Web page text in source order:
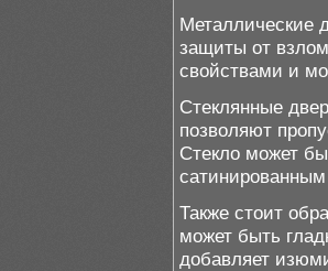
Металлические
защиты от
свойствами и
Стеклянные
позволяют
Стекло может
Также стоит
может быть
добавляет